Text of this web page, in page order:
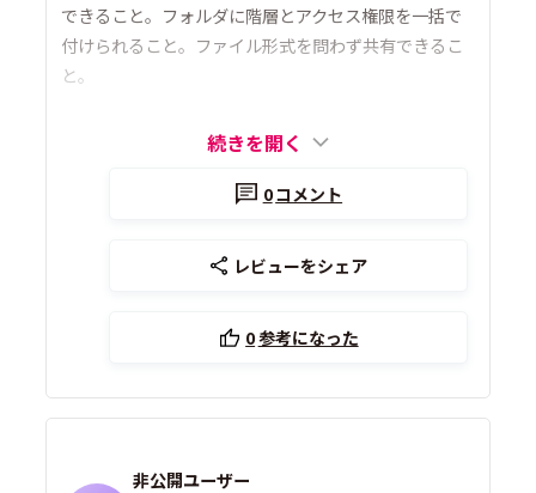
できること。フォルダに階層とアクセス権限を一括で
付けられること。ファイル形式を問わず共有できるこ
と。
続きを開く
0コメント
レビューをシェア
0参考になった
非公開ユーザー